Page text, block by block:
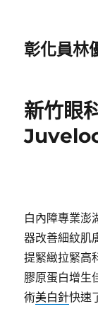
彰化員林
新竹眼
白內障專業澎
器改善細紋肌
提緊緻拉緊高
膠原蛋白增生
術美白針快速